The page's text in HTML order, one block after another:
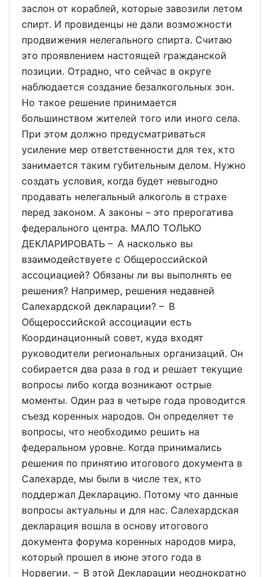
заслон от кораблей, которые завозили летом
спирт. И провиденцы не дали возможности
продвижения нелегального спирта. Считаю
это проявлением настоящей гражданской
позиции. Отрадно, что сейчас в округе
наблюдается создание безалкогольных зон.
Но такое решение принимается
большинством жителей того или иного села.
При этом должно предусматриваться
усиление мер ответственности для тех, кто
занимается таким губительным делом. Нужно
создать условия, когда будет невыгодно
продавать нелегальный алкоголь в страхе
перед законом. А законы – это прерогатива
федерального центра. МАЛО ТОЛЬКО
ДЕКЛАРИРОВАТЬ – А насколько вы
взаимодействуете с Общероссийской
ассоциацией? Обязаны ли вы выполнять ее
решения? Например, решения недавней
Салехардской декларации? – В
Общероссийской ассоциации есть
Координационный совет, куда входят
руководители региональных организаций. Он
собирается два раза в год и решает текущие
вопросы либо когда возникают острые
моменты. Один раз в четыре года проводится
съезд коренных народов. Он определяет те
вопросы, что необходимо решить на
федеральном уровне. Когда принимались
решения по принятию итогового документа в
Салехарде, мы были в числе тех, кто
поддержал Декларацию. Потому что данные
вопросы актуальны и для нас. Салехардская
декларация вошла в основу итогового
документа форума коренных народов мира,
который прошел в июне этого года в
Норвегии. – В этой Декларации неоднократно